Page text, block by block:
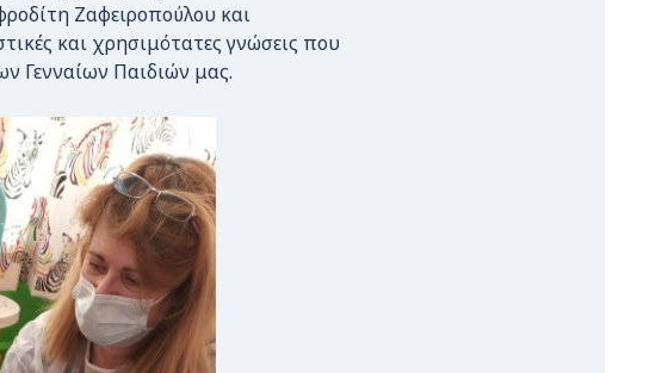
Ζαφειροπούλου και
και χρησιμότατες γνώσεις που
Γενναίων Παιδιών μας.